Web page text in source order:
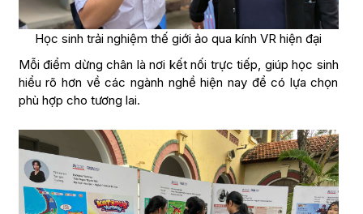
Học sinh trải nghiệm thế giới ảo qua kính VR hiện đại
Mỗi điểm dừng chân là nơi kết nối trực tiếp, giúp học sinh
hiểu rõ hơn về các ngành nghề hiện nay để có lựa chọn
phù hợp cho tương lai.